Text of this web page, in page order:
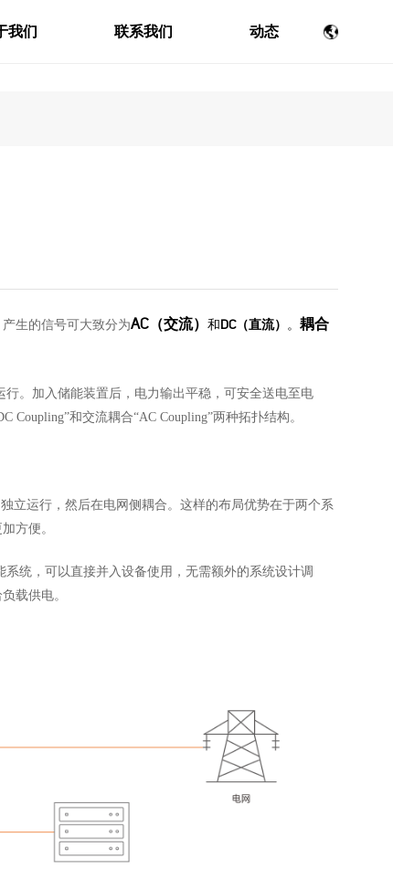
我们 联系我们 动态
生的信号可大致分为AC（交流）和DC（直流） 。耦合
。加入储能装置后，电力输出平稳，可安全送电至电
Coupling”和交流耦合“AC Coupling”两种拓扑结构。
立运行，然后在电网侧耦合。这样的布局优势在于两个系
方便。
统，可以直接并入设备使用，无需额外的系统设计调
载供电。